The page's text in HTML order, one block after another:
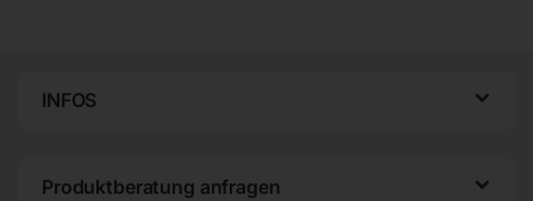
INFOS
Produktberatung anfragen